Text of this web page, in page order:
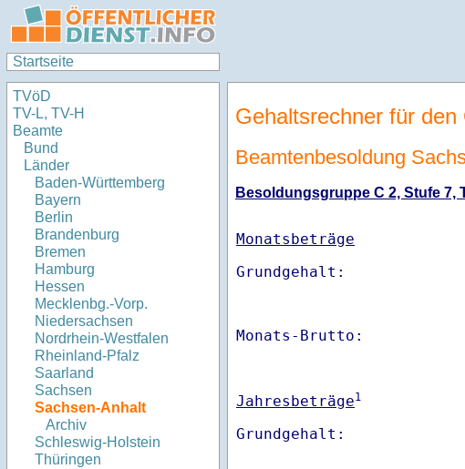
Startseite
TVöD
TV-L, TV-H
Beamte
Bund
Länder
Baden-Württemberg
Bayern
Berlin
Brandenburg
Bremen
Hamburg
Hessen
Mecklenbg.-Vorp.
Niedersachsen
Nordrhein-Westfalen
Rheinland-Pfalz
Saarland
Sachsen
Sachsen-Anhalt
Archiv
Schleswig-Holstein
Thüringen
Gehaltsrechner für
Beamtenbesoldung
Besoldungsgruppe C 2, Stufe 7,
Monatsbeträge
Monats-
Jahresbeträge1